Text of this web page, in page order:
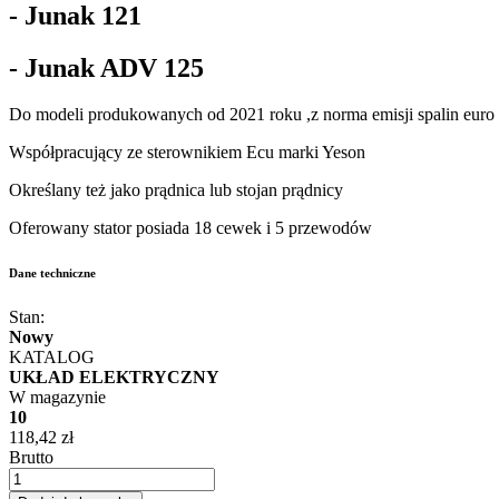
- Junak 121
- Junak ADV 125
Do modeli produkowanych od 2021 roku ,z norma emisji spalin euro
Współpracujący ze sterownikiem Ecu marki Yeson
Określany też jako prądnica lub stojan prądnicy
Oferowany stator posiada 18 cewek i 5 przewodów
Dane techniczne
Stan:
Nowy
KATALOG
UKŁAD ELEKTRYCZNY
W magazynie
10
118,42 zł
Brutto